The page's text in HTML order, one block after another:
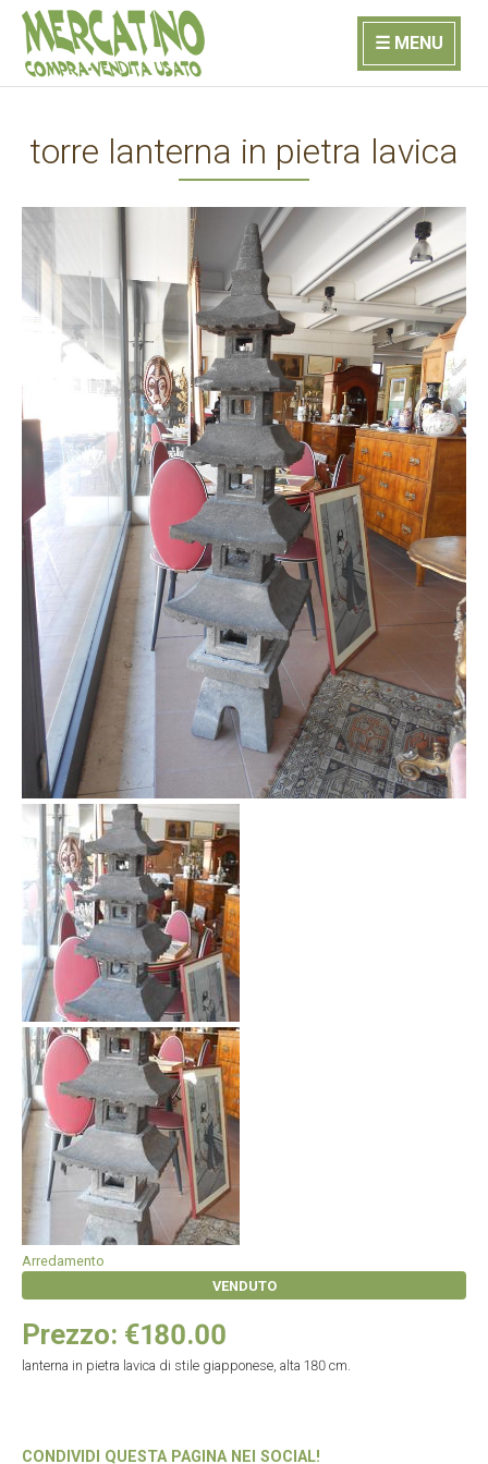
☰ MENU
torre lanterna in pietra lavica
Arredamento
VENDUTO
Prezzo: €180.00
lanterna in pietra lavica di stile giapponese, alta 180 cm.
CONDIVIDI QUESTA PAGINA NEI SOCIAL!